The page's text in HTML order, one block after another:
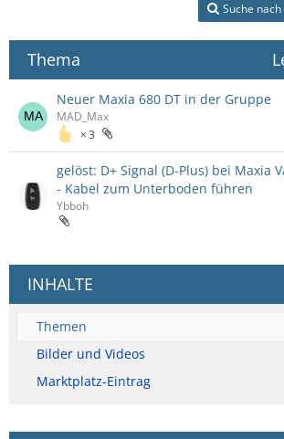
Suche
Thema
Neuer Maxia 680 DT in der Gruppe
3
MAD_Max
gelöst: D+ Signal (D-Plus) bei Maxia
- Kabel zum Unterboden führen
Ybboh
INHALTE
Themen
Bilder und Videos
Marktplatz-Eintrag